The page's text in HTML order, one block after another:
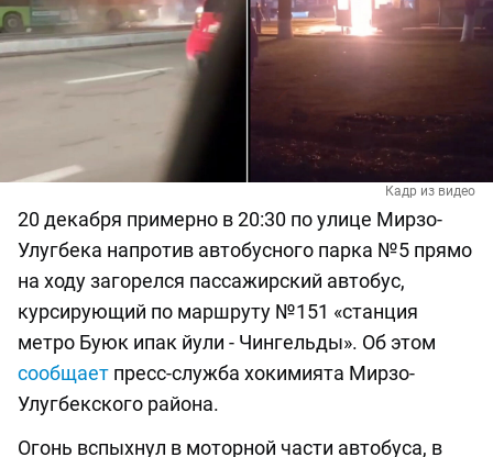
Кадр из видео
20 декабря примерно в 20:30 по улице Мирзо-
Улугбека напротив автобусного парка №5 прямо
на ходу загорелся пассажирский автобус,
курсирующий по маршруту №151 «станция
метро Буюк ипак йули - Чингельды». Об этом
сообщает пресс-служба хокимията Мирзо-
Улугбекского района.
Огонь вспыхнул в моторной части автобуса, в